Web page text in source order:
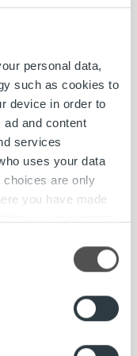
personal data,
such as cookies to
device in order to
and content
services
uses your data
choices are only
you have made
data is processed
and ads, to
toteaa.
ja
Palvelumme kattaa
välityksestä
ja rahoitukseen.
teknologisena
omaan
raportointiin.
Norjassa noin 400